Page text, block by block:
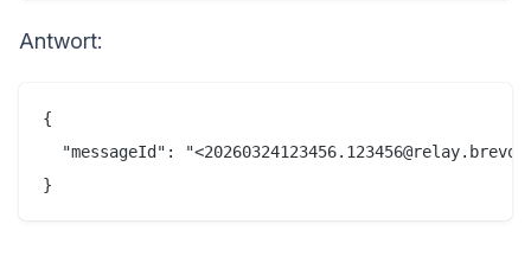
Antwort:
{
"messageId":